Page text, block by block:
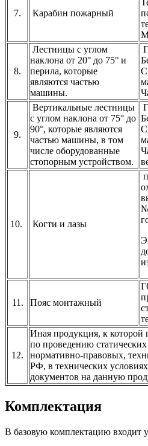
7. Карабин пожарный
8.
Лестницы с углом
наклона от 20° до 75° и
перила, которые
являются частью
машины.
9.
Вертикальные лестницы
с углом наклона от 75° до
90°, которые являются
частью машины, в том
числе оборудованные
стопорным устройством.
10. Когти и лазы
№
11. Пояс монтажный
12.
Иная продукция, к которой
по проведению
нормативно-правовых,
РФ, в технических
документов на данную
Комплектация
В базовую комплектацию входит